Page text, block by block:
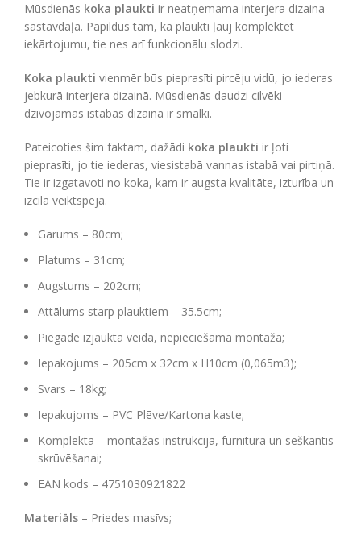
Mūsdienās koka plaukti ir neatņemama interjera dizaina
sastāvdaļa. Papildus tam, ka plaukti ļauj komplektēt
iekārtojumu, tie nes arī funkcionālu slodzi.
Koka plaukti vienmēr būs pieprasīti pircēju vidū, jo iederas
jebkurā interjera dizainā. Mūsdienās daudzi cilvēki
dzīvojamās istabas dizainā ir smalki.
Pateicoties šim faktam, dažādi koka plaukti ir ļoti
pieprasīti, jo tie iederas, viesistabā vannas istabā vai pirtiņā.
Tie ir izgatavoti no koka, kam ir augsta kvalitāte, izturība un
izcila veiktspēja.
Garums – 80cm;
Platums – 31cm;
Augstums – 202cm;
Attālums starp plauktiem – 35.5cm;
Piegāde izjauktā veidā, nepieciešama montāža;
Iepakojums – 205cm x 32cm x H10cm (0,065m3);
Svars – 18kg;
Iepakujoms – PVC Plēve/Kartona kaste;
Komplektā – montāžas instrukcija, furnitūra un seškantis
skrūvēšanai;
EAN kods – 4751030921822
Materiāls – Priedes masīvs;